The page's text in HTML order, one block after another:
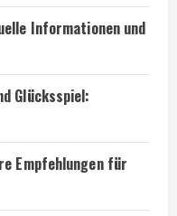
Informationen und
Glücksspiel:
Empfehlungen für